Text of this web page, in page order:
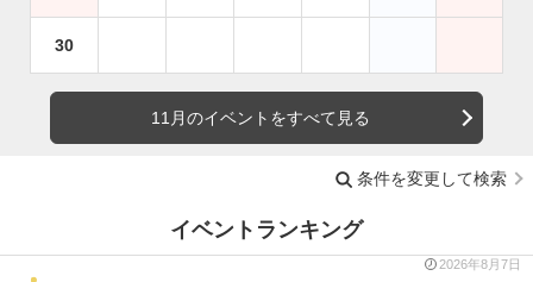
30
11月のイベントをすべて見る
条件を変更して検索
イベントランキング
2026年8月7日